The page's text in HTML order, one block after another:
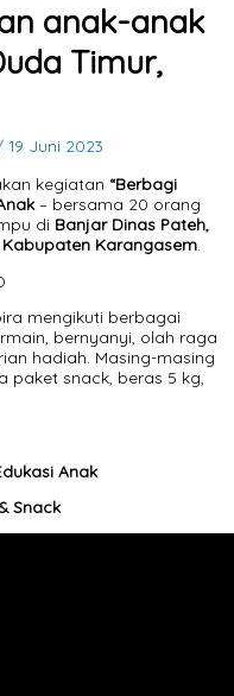
anak-anak
Timur,
19 Juni 2023
kegiatan “Berbagi
– bersama 20 orang
di Banjar Dinas Pateh,
Karangasem
mengikuti berbagai
bernyanyi, olah raga
hadiah. Masing-masing
paket snack, beras 5 kg,
Anak
Snack